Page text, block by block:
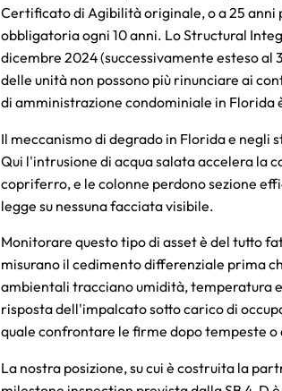
Certificato di Agibilità originale, o a 25
obbligatoria ogni 10 anni. Lo Structural
dicembre 2024 (successivamente esteso al
delle unità non possono più rinunciare ai
di amministrazione condominiale in
Il meccanismo di degrado in Florida e negli
Qui l'intrusione di acqua salata accelera la
copriferro, e le colonne perdono sezione
legge su nessuna facciata visibile.
Monitorare questo tipo di asset è del tutto
misurano il cedimento differenziale prima
ambientali tracciano umidità, temperatura
risposta dell'impalcato sotto carico di
quale confrontare le firme dopo tempeste
La nostra posizione, su cui è costruita la